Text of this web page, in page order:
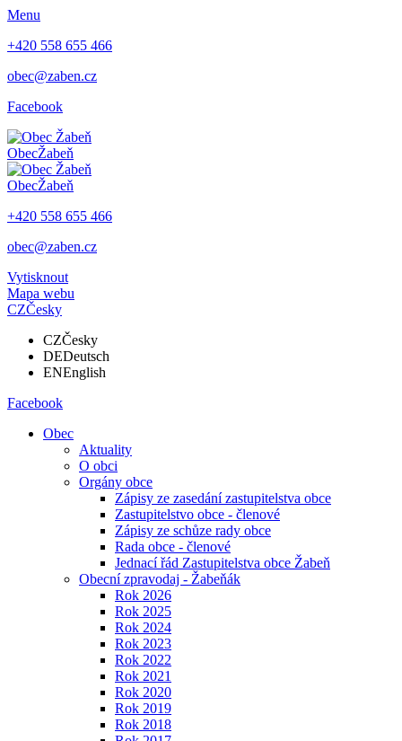
Menu
+420 558 655 466
obec@zaben.cz
Facebook
ObecŽabeň
ObecŽabeň
+420 558 655 466
obec@zaben.cz
Vytisknout
Mapa webu
CZČesky
CZČesky
DEDeutsch
ENEnglish
Facebook
Obec
Aktuality
O obci
Orgány obce
Zápisy ze zasedání zastupitelstva obce
Zastupitelstvo obce - členové
Zápisy ze schůze rady obce
Rada obce - členové
Jednací řád Zastupitelstva obce Žabeň
Obecní zpravodaj - Žabeňák
Rok 2026
Rok 2025
Rok 2024
Rok 2023
Rok 2022
Rok 2021
Rok 2020
Rok 2019
Rok 2018